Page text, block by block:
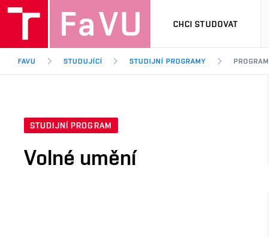
CHCI STUDOVAT
FAVU STUDUJÍCÍ STUDIJNÍ PROGRAMY PROGRAM
STUDIJNÍ PROGRAM
Volné umění